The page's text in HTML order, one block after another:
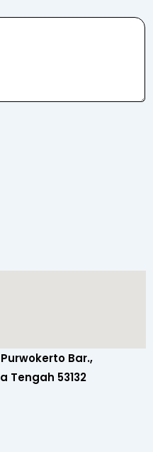
Bar.,
Tengah 53132